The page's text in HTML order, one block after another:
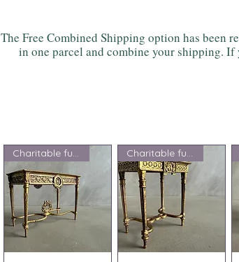
The Free Combined Shipping option has been
in one parcel and combine your shipping. If
Charitable fundraising Charitable fundraising